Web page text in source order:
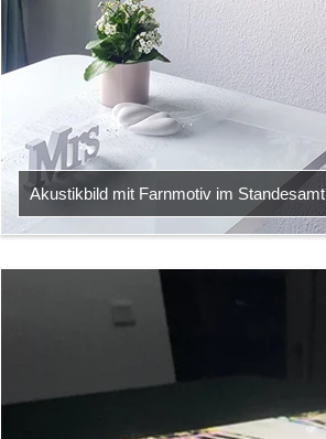
Akustikbild mit Farnmotiv im Standesamt